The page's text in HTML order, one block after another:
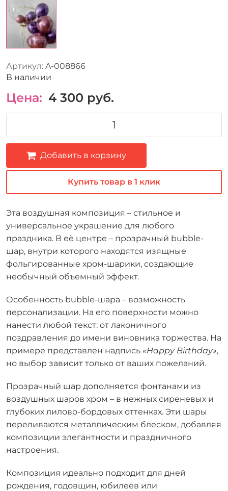
Артикул: A-008866
В наличии
Цена: 4 300 руб.
Добавить в корзину
Купить товар в 1 клик
Эта воздушная композиция – стильное и
универсальное украшение для любого
праздника. В её центре – прозрачный bubble-
шар, внутри которого находятся изящные
фольгированные хром-шарики, создающие
необычный объемный эффект.
Особенность bubble-шара – возможность
персонализации. На его поверхности можно
нанести любой текст: от лаконичного
поздравления до имени виновника торжества. На
примере представлен надпись «Happy Birthday»,
но выбор зависит только от ваших пожеланий.
Прозрачный шар дополняется фонтанами из
воздушных шаров хром – в нежных сиреневых и
глубоких лилово-бордовых оттенках. Эти шары
переливаются металлическим блеском, добавляя
композиции элегантности и праздничного
настроения.
Композиция идеально подходит для дней
рождения, годовщин, юбилеев или